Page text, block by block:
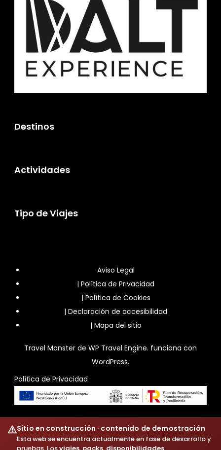
Sitio en construcción · contenido de demostración
Esta web se encuentra actualmente en fase de desarrollo y
Destinos
Actividades
Tipo de Viajes
Aviso Legal
| Política de Privacidad
| Política de Cookies
| Declaración de accesibilidad
| Mapa del sitio
Travel Monster de WP Travel Engine. funciona con
WordPress.
Política de Privacidad